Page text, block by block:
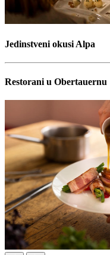
Jedinstveni okusi Alpa
Restorani u Obertauernu